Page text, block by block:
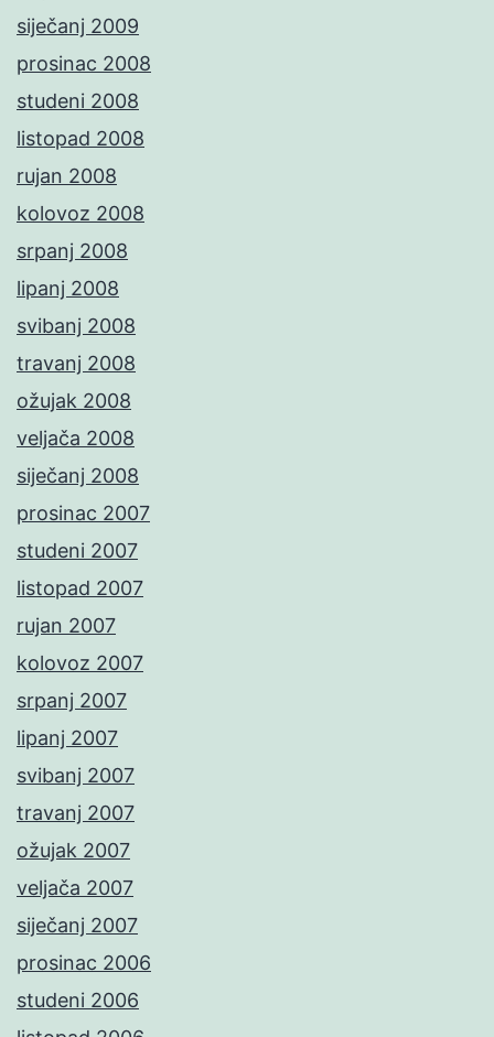
siječanj 2009
prosinac 2008
studeni 2008
listopad 2008
rujan 2008
kolovoz 2008
srpanj 2008
lipanj 2008
svibanj 2008
travanj 2008
ožujak 2008
veljača 2008
siječanj 2008
prosinac 2007
studeni 2007
listopad 2007
rujan 2007
kolovoz 2007
srpanj 2007
lipanj 2007
svibanj 2007
travanj 2007
ožujak 2007
veljača 2007
siječanj 2007
prosinac 2006
studeni 2006